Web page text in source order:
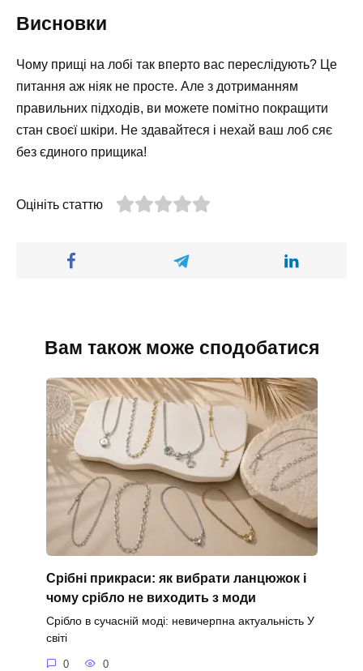
Висновки
Чому прищі на лобі так вперто вас переслідують? Це
питання аж ніяк не просте. Але з дотриманням
правильних підходів, ви можете помітно покращити
стан своєї шкіри. Не здавайтеся і нехай ваш лоб сяє
без єдиного прищика!
Оцініть статтю
Вам також може сподобатися
Срібні прикраси: як вибрати ланцюжок і
чому срібло не виходить з моди
Срібло в сучасній моді: невичерпна актуальність У
світі
0 0